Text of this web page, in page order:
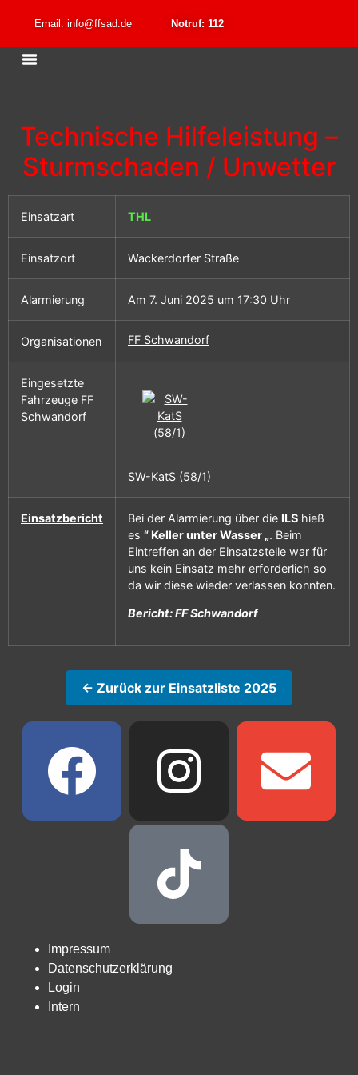
Email: info@ffsad.de Notruf: 112
Technische Hilfeleistung –
Sturmschaden / Unwetter
Einsatzart THL
Einsatzort Wackerdorfer Straße
Alarmierung Am 7. Juni 2025 um 17:30 Uhr
Organisationen FF Schwandorf
Eingesetzte
Fahrzeuge FF
Schwandorf
SW-KatS (58/1)
Einsatzbericht Bei der Alarmierung über die ILS hieß
es “ Keller unter Wasser „. Beim
Eintreffen an der Einsatzstelle war für
uns kein Einsatz mehr erforderlich so
da wir diese wieder verlassen konnten.
Bericht: FF Schwandorf
← Zurück zur Einsatzliste 2025
Impressum
Datenschutzerklärung
Login
Intern